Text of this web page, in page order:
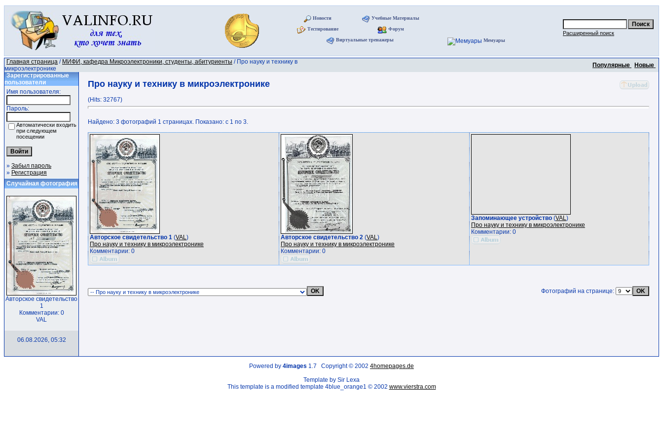
Новости
Учебные Материалы
Тестирование
Форум
Виртуальные тренажеры
Мемуары
Расширенный поиск
Главная страница / МИФИ, кафедра Микроэлектроники, студенты, абитуриенты / Про науку и технику в
микроэлектронике
Популярные
Новые
Зарегистрированные
пользователи
Имя пользователя:
Пароль:
Автоматически входить
при следующем
посещении
» Забыл пароль
» Регистрация
Случайная фотография
Авторское свидетельство
1
Комментарии: 0
VAL
06.08.2026, 05:32
Про науку и технику в микроэлектронике
(Hits: 32767)
Найдено: 3 фотографий 1 страницах. Показано: с 1 по 3.
Авторское свидетельство 1 (VAL)
Про науку и технику в микроэлектронике
Комментарии: 0
Авторское свидетельство 2 (VAL)
Про науку и технику в микроэлектронике
Комментарии: 0
Запоминающее устройство (VAL)
Про науку и технику в микроэлектронике
Комментарии: 0
Фотографий на странице:
Powered by 4images 1.7 Copyright © 2002 4homepages.de
Template by Sir Lexa
This template is a modified template 4blue_orange1 © 2002 www.vierstra.com